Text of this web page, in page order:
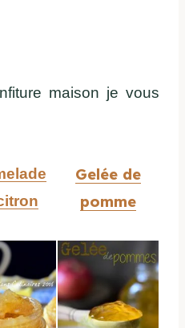
maison je vous
Gelée de
pomme